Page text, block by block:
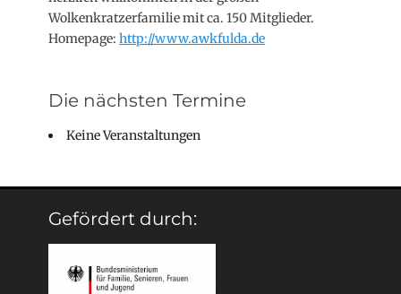
Wolkenkratzerfamilie mit ca. 150 Mitglieder.
Homepage: http://www.awkfulda.de
Die nächsten Termine
Keine Veranstaltungen
Gefördert durch: